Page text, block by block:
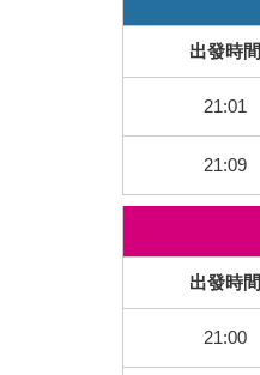
出發時間
21:01
21:09
車
出發時間
21:00